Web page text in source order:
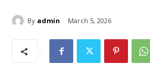
By admin March 5, 2026